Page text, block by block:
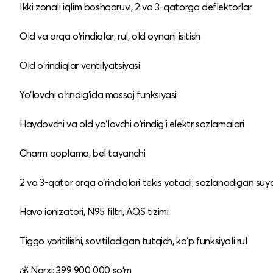
Ikki zonali iqlim boshqaruvi, 2 va 3-qatorga deflektorlar
Old va orqa o‘rindiqlar, rul, old oynani isitish
Old o‘rindiqlar ventilyatsiyasi
Yo‘lovchi o‘rindig‘ida massaj funksiyasi
Haydovchi va old yo‘lovchi o‘rindig‘i elektr sozlamalari
Charm qoplama, bel tayanchi
2 va 3-qator orqa o‘rindiqlari tekis yotadi, sozlanadigan
Havo ionizatori, N95 filtri, AQS tizimi
Tiggo yoritilishi, sovitiladigan tutqich, ko‘p funksiyali rul
💰 Narxi: 399 900 000 so‘m